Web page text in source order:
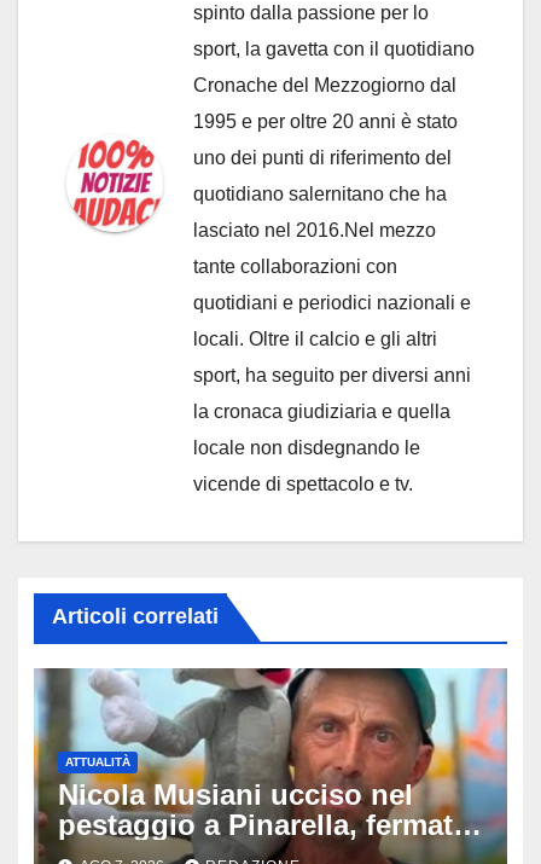
spinto dalla passione per lo
sport, la gavetta con il quotidiano
Cronache del Mezzogiorno dal
1995 e per oltre 20 anni è stato
uno dei punti di riferimento del
quotidiano salernitano che ha
lasciato nel 2016.Nel mezzo
tante collaborazioni con
quotidiani e periodici nazionali e
locali. Oltre il calcio e gli altri
sport, ha seguito per diversi anni
la cronaca giudiziaria e quella
locale non disdegnando le
vicende di spettacolo e tv.
Articoli correlati
ATTUALITÀ
Nicola Musiani ucciso nel
pestaggio a Pinarella, fermati
quattro giovani: la svolta